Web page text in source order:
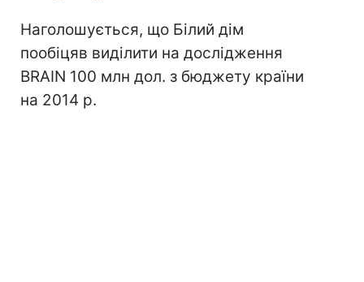
Наголошується, що Білий дім
пообіцяв виділити на дослідження
BRAIN 100 млн дол. з бюджету країни
на 2014 р.